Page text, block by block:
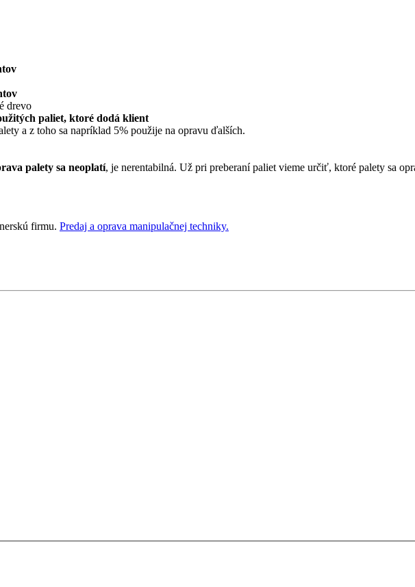
drevo
paliet, ktoré dodá klient
a z toho sa napríklad 5% použije na opravu ďalších.
palety sa neoplatí, je nerentabilná. Už pri preberaní paliet vieme určiť, ktoré palety sa
firmu. Predaj a oprava manipulačnej techniky.